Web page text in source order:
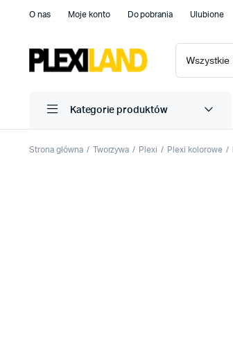
O nas Moje konto Do pobrania Ulubione
Kategorie produktów
Strona główna Tworzywa Plexi Plexi kolorowe